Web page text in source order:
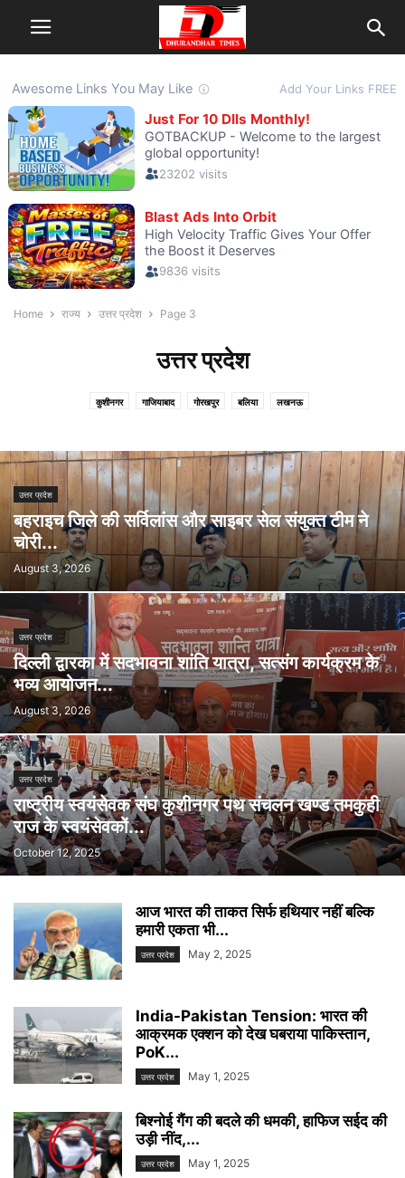
Home राज्य उत्तर प्रदेश Page 3
उत्तर प्रदेश
कुशीनगर गाजियाबाद गोरखपुर बलिया लखनऊ
उत्तर प्रदेश
बहराइच जिले की सर्विलांस और साइबर सेल संयुक्त टीम ने
चोरी...
August 3, 2026
उत्तर प्रदेश
दिल्ली द्वारका में सदभावना शांति यात्रा, सत्संग कार्यक्रम के
भव्य आयोजन...
August 3, 2026
उत्तर प्रदेश
राष्ट्रीय स्वयंसेवक संघ कुशीनगर पथ संचलन खण्ड तमकुही
राज के स्वयंसेवकों...
October 12, 2025
आज भारत की ताकत सिर्फ हथियार नहीं बल्कि
हमारी एकता भी...
उत्तर प्रदेश May 2, 2025
India-Pakistan Tension: भारत की
आक्रमक एक्शन को देख घबराया पाकिस्तान,
PoK...
उत्तर प्रदेश May 1, 2025
बिश्नोई गैंग की बदले की धमकी, हाफिज सईद की
उड़ी नींद,...
उत्तर प्रदेश May 1, 2025